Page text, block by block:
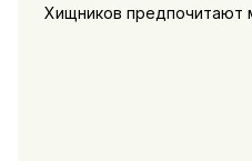
Хищников предпочитают